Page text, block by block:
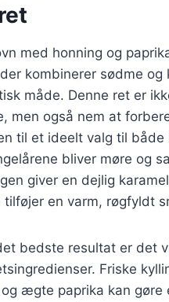
med honning og
kombinerer sødme og
måde. Denne ret er
men også nem at
til et ideelt valg til både
bliver møre og
giver en dejlig
tilføjer en varm, røgfyldt
bedste resultat er det
Friske
ægte paprika kan gøre